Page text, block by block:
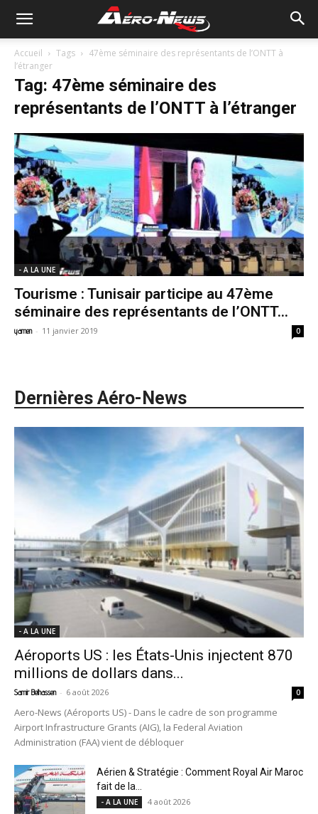
Accueil Tags
47ème séminaire des représentants de l’ONTT à
l’étranger
Tag: 47ème séminaire des
représentants de l’ONTT à l’étranger
- A LA UNE
Tourisme : Tunisair participe au 47ème
séminaire des représentants de l’ONTT...
yamen - 11 janvier 2019 0
Dernières Aéro-News
- A LA UNE
Aéroports US : les États-Unis injectent 870
millions de dollars dans...
Samir Belhassen - 6 août 2026 0
Aero-News (Aéroports US) - Dans le cadre de son programme
Airport Infrastructure Grants (AIG), la Federal Aviation
Administration (FAA) vient de débloquer
Aérien & Stratégie : Comment Royal Air Maroc
fait de la...
- A LA UNE 4 août 2026